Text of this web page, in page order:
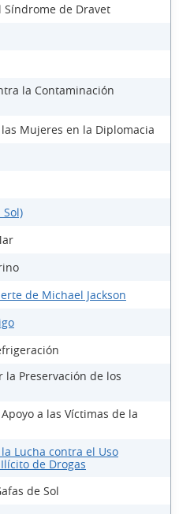
de Dravet
la Contaminación
Mujeres en la Diplomacia
de Michael Jackson
Preservación de los
a las Víctimas de la
Lucha contra el Uso
de Drogas
de Sol